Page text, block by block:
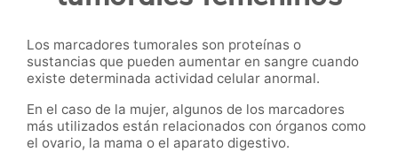
Los marcadores tumorales son proteínas o
sustancias que pueden aumentar en sangre cuando
existe determinada actividad celular anormal.
En el caso de la mujer, algunos de los marcadores
más utilizados están relacionados con órganos como
el ovario, la mama o el aparato digestivo.